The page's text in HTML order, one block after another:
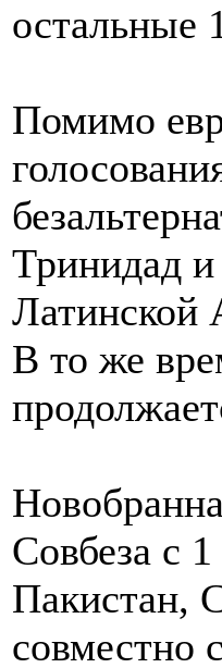
остальные
Помимо
Тринидад и
Латинской
В то же
Совбеза с
Пакистан,
совместно